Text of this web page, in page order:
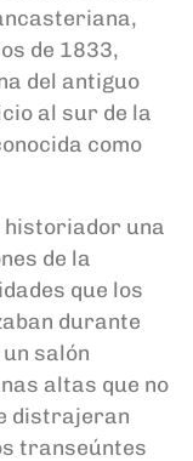
de 1833,
del antiguo
al sur de la
como
historiador una
de la
que los
durante
salón
altas que no
distrajeran
transeúntes